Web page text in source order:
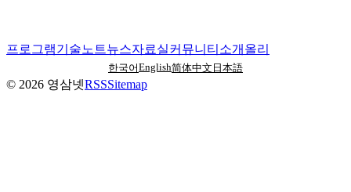
프로그램기술노트뉴스자료실커뮤니티 소개 올리
한국어English简体中文 日本語
© 2026 영삼넷RSSSitemap